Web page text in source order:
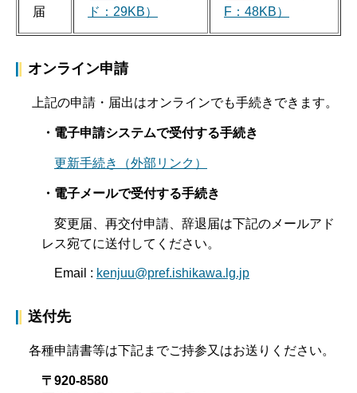
届
ド：29KB）
F：48KB）
オンライン申請
上記の申請・届出はオンラインでも手続きできます。
・電子申請システムで受付する手続き
更新手続き（外部リンク）
・電子メールで受付する手続き
変更届、再交付申請、辞退届は下記のメールアド
レス宛てに送付してください。
Email : kenjuu@pref.ishikawa.lg.jp
送付先
各種申請書等は下記までご持参又はお送りください。
〒920-8580